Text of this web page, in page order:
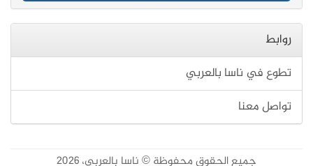
روابط
تطوع في ناسا بالعربي
تواصل معنا
جميع الحقوق محفوظة © ناسا بالعربي، 2026